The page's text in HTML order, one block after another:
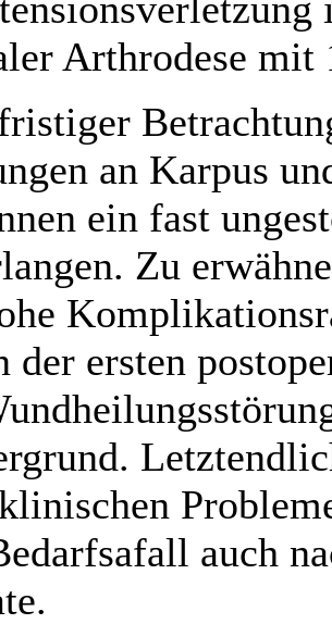
Arthrodese
an Karpus
ein fast
Zu
der ersten
auch